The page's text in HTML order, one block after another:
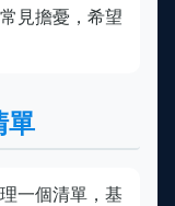
見擔憂，希望
單
一個清單，基